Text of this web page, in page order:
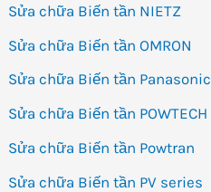
Sửa chữa Biến tần NIETZ
Sửa chữa Biến tần OMRON
Sửa chữa Biến tần Panasonic
Sửa chữa Biến tần POWTECH
Sửa chữa Biến tần Powtran
Sửa chữa Biến tần PV series